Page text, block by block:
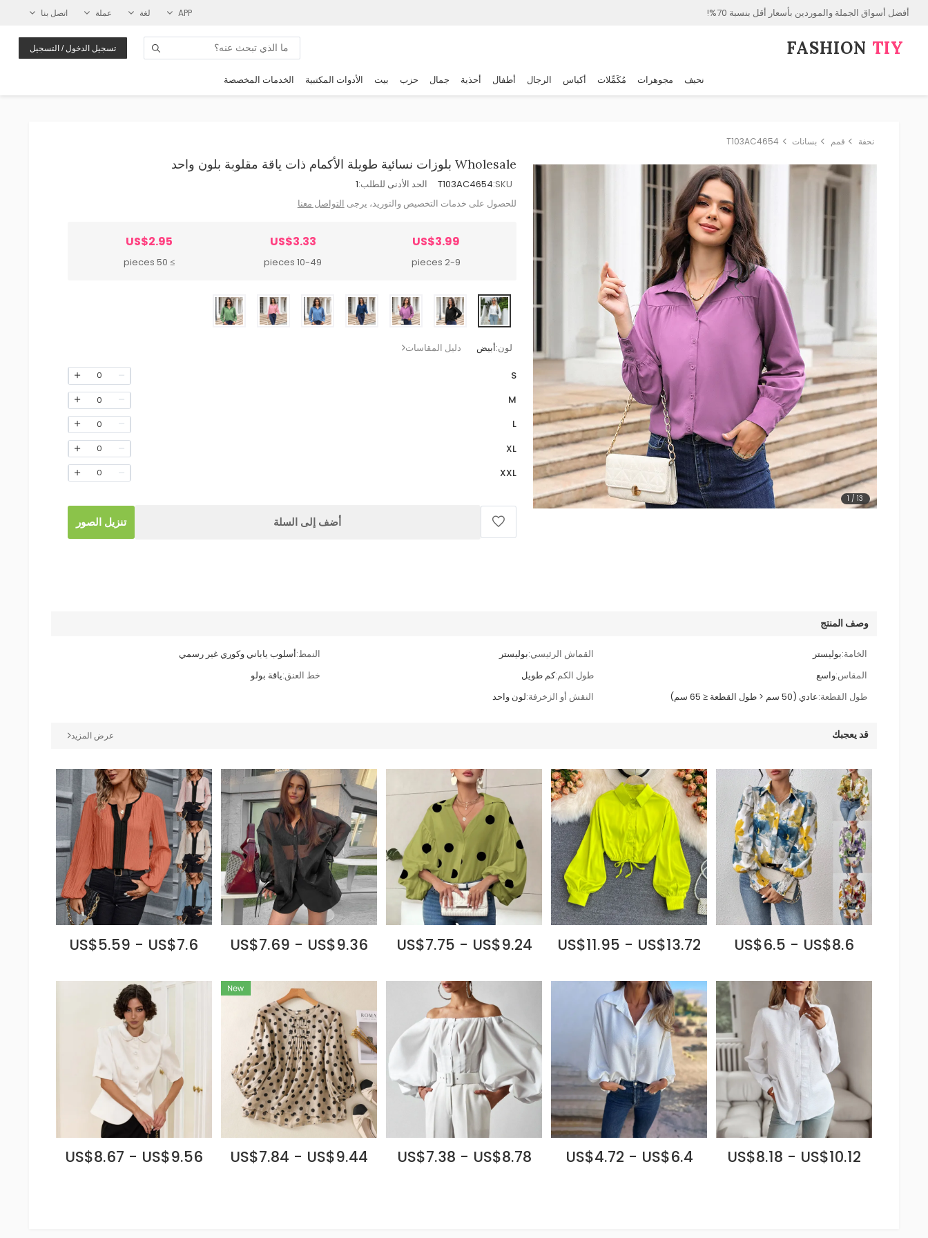
أفضل أسواق الجملة والموردين بأسعار أقل بنسبة 70%! APP لغة عملة اتصل بنا
FASHION⁠ TIY تسجيل الدخول / التسجيل
نحيف مجوهرات مُكَمِّلات أكياس الرجال أطفال أحذية جمال حزب بيت الأدوات المكتبية الخدمات المخصصة
نحفة قمم بسانات T103AC4654
1 /13
Wholesale بلوزات نسائية طويلة الأكمام ذات ياقة مقلوبة بلون واحد
SKU:
T103AC4654 الحد الأدنى للطلب:1
للحصول على خدمات التخصيص والتوريد، يرجى التواصل معنا
US$3.99
2-9 pieces
US$3.33
10-49 pieces
US$2.95
≥ 50 pieces
لون:أبيض دليل المقاسات
S
0
M
0
L
0
XL
0
XXL
0
أضف إلى السلة تنزيل الصور
وصف المنتج
الخامة:بوليستر القماش الرئيسي:بوليستر النمط:أسلوب ياباني وكوري غير رسمي
المقاس:واسع طول الكم:كم طويل خط العنق:ياقة بولو
طول القطعة:عادي (50 سم < طول القطعة ≤ 65 سم) النقش أو الزخرفة:لون واحد
قد يعجبك عرض المزيد
US$6.5 - US$8.6
US$11.95 - US$13.72
US$7.75 - US$9.24
US$7.69 - US$9.36
US$5.59 - US$7.6
US$8.18 - US$10.12
US$4.72 - US$6.4
US$7.38 - US$8.78
US$7.84 - US$9.44
US$8.67 - US$9.56